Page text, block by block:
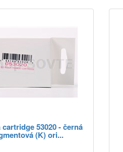
cartridge 53020 - černá
(K) ori...